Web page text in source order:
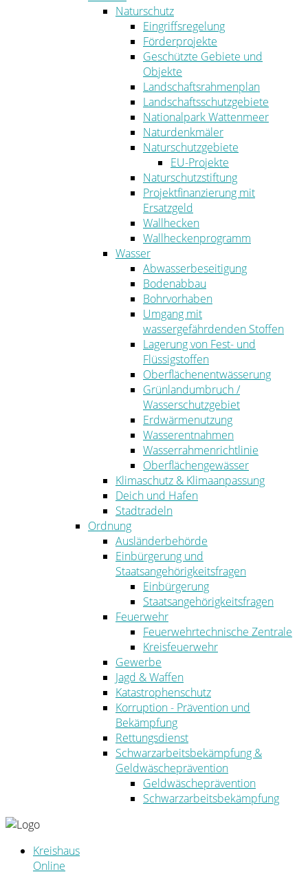
Naturschutz
Eingriffsregelung
Förderprojekte
Geschützte Gebiete und
Objekte
Landschaftsrahmenplan
Landschaftsschutzgebiete
Nationalpark Wattenmeer
Naturdenkmäler
Naturschutzgebiete
EU-Projekte
Naturschutzstiftung
Projektfinanzierung mit
Ersatzgeld
Wallhecken
Wallheckenprogramm
Wasser
Abwasserbeseitigung
Bodenabbau
Bohrvorhaben
Umgang mit
wassergefährdenden Stoffen
Lagerung von Fest- und
Flüssigstoffen
Oberflächenentwässerung
Grünlandumbruch /
Wasserschutzgebiet
Erdwärmenutzung
Wasserentnahmen
Wasserrahmenrichtlinie
Oberflächengewässer
Klimaschutz & Klimaanpassung
Deich und Hafen
Stadtradeln
Ordnung
Ausländerbehörde
Einbürgerung und
Staatsangehörigkeitsfragen
Einbürgerung
Staatsangehörigkeitsfragen
Feuerwehr
Feuerwehrtechnische Zentrale
Kreisfeuerwehr
Gewerbe
Jagd & Waffen
Katastrophenschutz
Korruption - Prävention und
Bekämpfung
Rettungsdienst
Schwarzarbeitsbekämpfung &
Geldwäscheprävention
Geldwäscheprävention
Schwarzarbeitsbekämpfung
Kreishaus
Online